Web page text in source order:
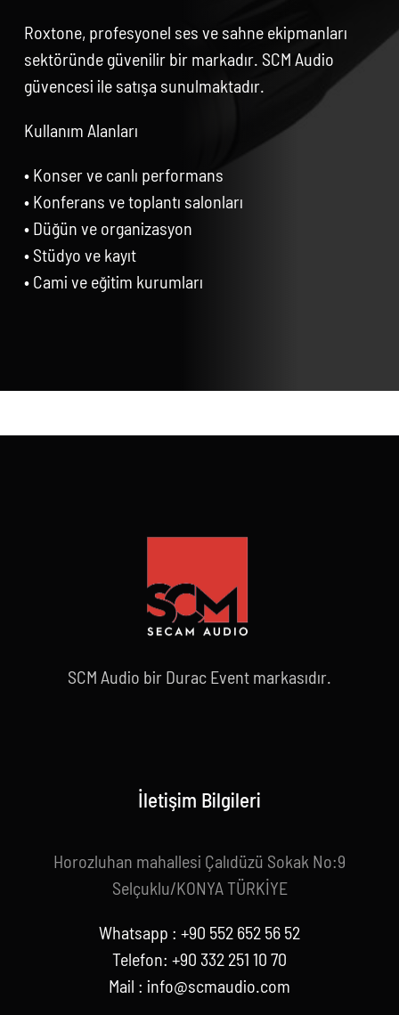
Roxtone, profesyonel ses ve sahne ekipmanları
sektöründe güvenilir bir markadır. SCM Audio
güvencesi ile satışa sunulmaktadır.
Kullanım Alanları
• Konser ve canlı performans
• Konferans ve toplantı salonları
• Düğün ve organizasyon
• Stüdyo ve kayıt
• Cami ve eğitim kurumları
SCM Audio bir Durac Event markasıdır.
İletişim Bilgileri
Horozluhan mahallesi Çalıdüzü Sokak No:9
Selçuklu/KONYA TÜRKİYE
Whatsapp : +90 552 652 56 52
Telefon: +90 332 251 10 70
Mail : info@scmaudio.com